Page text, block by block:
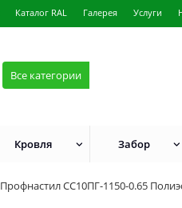
Каталог RAL Галерея Услуги
Все категории
Кровля Забор
Профнастил СС10ПГ-1150-0.65